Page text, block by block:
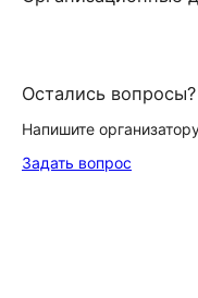
Остались вопросы?
Напишите
Задать вопрос